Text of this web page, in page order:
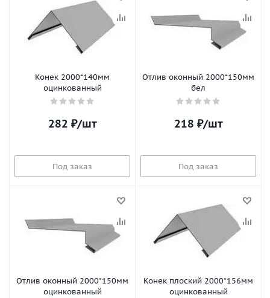
Конек 2000*140мм
оцинкованный
282 ₽/шт
Под заказ
Отлив оконный 2000*150мм
бел
218 ₽/шт
Под заказ
Отлив оконный 2000*150мм
оцинкованный
Конек плоский 2000*156мм
оцинкованный